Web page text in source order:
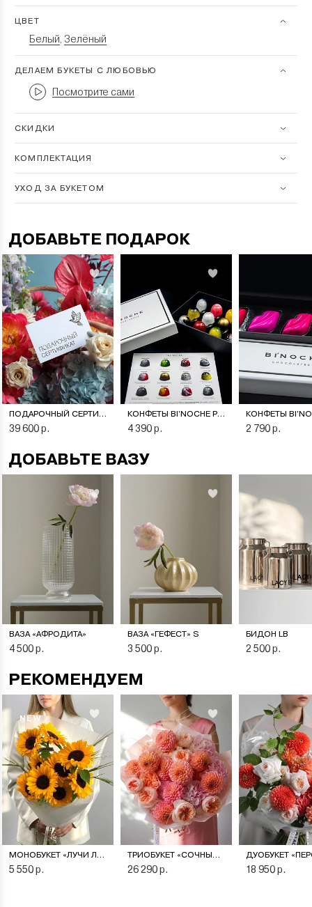
ЦВЕТ
Белый, Зелёный
ДЕЛАЕМ БУКЕТЫ С ЛЮБОВЬЮ
Посмотрите сами
СКИДКИ
КОМПЛЕКТАЦИЯ
УХОД ЗА БУКЕТОМ
ДОБАВЬТЕ ПОДАРОК
ПОДАРОЧНЫЙ СЕРТИФИКАТ НА ЦВЕТОЧНУЮ ПОДПИСКУ
39 600 р.
КОНФЕТЫ BI’NOCHE PREMIERE
4 390 р. 2 790 р.
ДОБАВЬТЕ ВАЗУ
ВАЗА «АФРОДИТА»
4 500 р.
ВАЗА «ГЕФЕСТ» S
3 500 р.
БИДОН LB
2 500 р.
РЕКОМЕНДУЕМ
NEW
МОНОБУКЕТ «ЛУЧИ ЛЕТА»
5 550 р.
ТРИОБУКЕТ «СОЧНЫЙ ПЕРСИК»
26 290 р. 18 950 р.